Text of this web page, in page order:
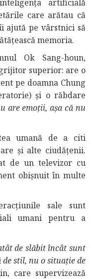
artificială
care arătau că
pe vârstnici să
memoria.
Ok Sang-houn,
superior: are o
pe doamna Chung
și o răbdare
are emoții, așa că nu
umană de a citi
și alte ciudățenii.
de un televizor cu
obișnuit în multe
sale sunt
umani pentru a
de slăbit încât sunt
de stil, nu o situație de
care supervizează